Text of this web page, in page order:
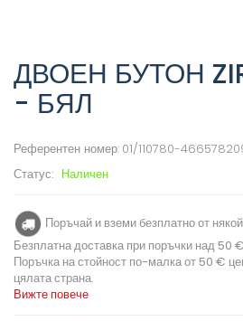
ДВОЕН БУТОН
- БЯЛ
Референтен номер: 01/110780-
Статус: Наличен
Поръчай и вземи безплатно от
Безплатна доставка при поръчки над 50
Поръчка на стойност по-малка от 50 €
цялата страна.
Вижте повече